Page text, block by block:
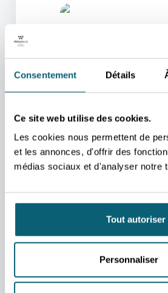
Consentement Détails
Ce site web utilise des cookies.
Les cookies nous permettent de
et les annonces, d'offrir des
médias sociaux et d'analyser notre
Tout autoriser
Personnaliser
L'UN DE NOS
POURRA VOUS
Nous nous occupons de vous
personne qui vous aidera au